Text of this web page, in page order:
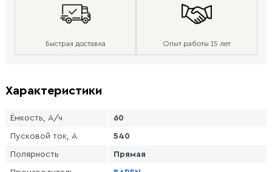
Быстрая доставка Опыт работы 15 лет
Характеристики
Ёмкость, А/ч 60
Пусковой ток, А 540
Полярность Прямая